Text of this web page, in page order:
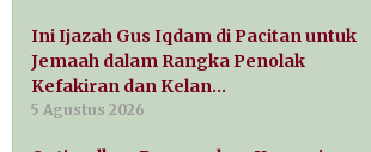
Ini Ijazah Gus Iqdam di Pacitan untuk
Jemaah dalam Rangka Penolak
Kefakiran dan Kelan…
5 Agustus 2026